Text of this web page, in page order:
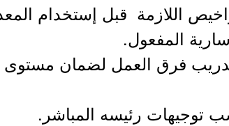
اللازمة قبل إستخدام
المفعول.
فرق العمل لضمان مستوى